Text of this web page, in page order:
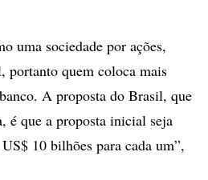
uma sociedade por ações,
portanto quem coloca mais
A proposta do Brasil, que
é que a proposta inicial seja
10 bilhões para cada um”,